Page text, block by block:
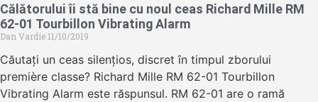
Călătorului îi stă bine cu noul ceas Richard Mille RM
62-01 Tourbillon Vibrating Alarm
Dan Vardie11/10/2019
Căutați un ceas silențios, discret în timpul zborului
première classe? Richard Mille RM 62-01 Tourbillon
Vibrating Alarm este răspunsul. RM 62-01 are o ramă